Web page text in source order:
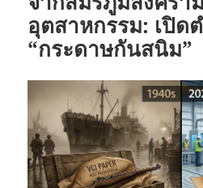
อุตสาหกรรม: เปิด
“กระดาษกันสนิม”